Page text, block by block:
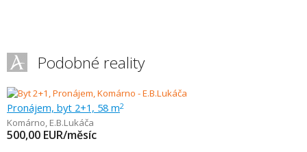
Podobné reality
Pronájem, byt 2+1, 58 m2
Komárno, E.B.Lukáča
500,00 EUR/měsíc